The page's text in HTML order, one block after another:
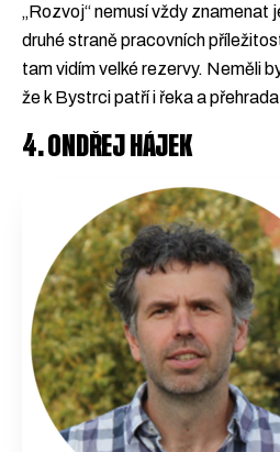
„Rozvoj“ nemusí vždy znamenat
druhé straně pracovních
tam vidím velké rezervy. Neměli
že k Bystrci patří i řeka a
4. ONDŘEJ HÁJEK